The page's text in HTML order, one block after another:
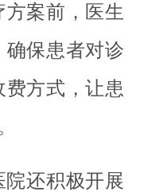
案前，医生
保患者对诊
方式，让患
还积极开展